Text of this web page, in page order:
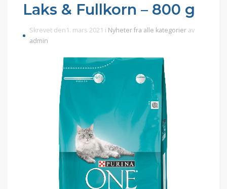
Laks & Fullkorn – 800 g
Skrevet den1. mars 2021 i Nyheter fra alle kategorier av
admin